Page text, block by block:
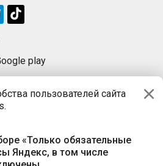
пользователей сайта
«Только обязательные
Яндекс, в том числе
play
«ПРАЦА БАЙ»
г. Минск, пр-т Независимости